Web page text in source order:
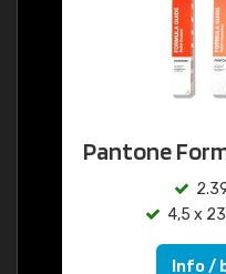
Pantone
4,5 x
Info /